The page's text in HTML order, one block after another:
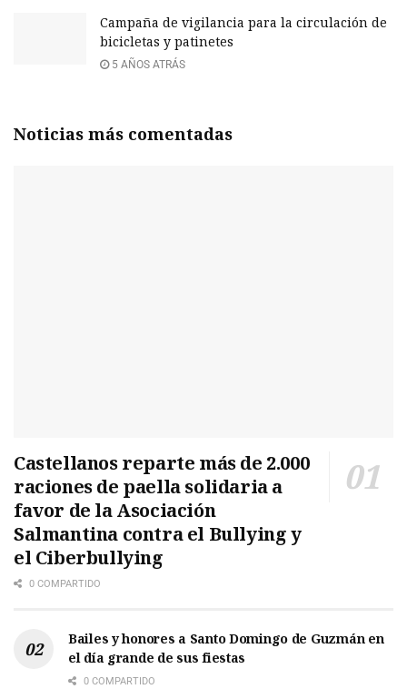
Campaña de vigilancia para la circulación de
bicicletas y patinetes
5 AÑOS ATRÁS
Noticias más comentadas
Castellanos reparte más de 2.000
raciones de paella solidaria a
favor de la Asociación
Salmantina contra el Bullying y
el Ciberbullying
0 COMPARTIDO
Bailes y honores a Santo Domingo de Guzmán en
el día grande de sus fiestas
0 COMPARTIDO